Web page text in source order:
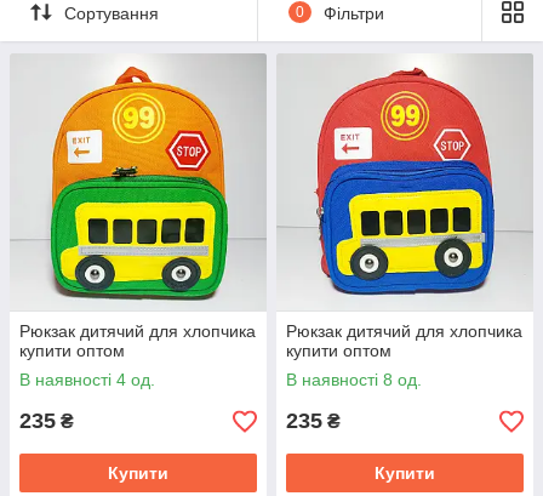
Сортування 0 Фільтри
Рюкзак дитячий для хлопчика
купити оптом
В наявності 4 од.
235 ₴
Купити
Рюкзак дитячий для хлопчика
купити оптом
В наявності 8 од.
235 ₴
Купити